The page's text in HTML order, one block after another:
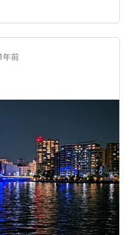
日一枚の写真を投稿
だが、 写真は1か月前
て、 記事自体もかな
約投稿記事が1週間分
選定…
年前